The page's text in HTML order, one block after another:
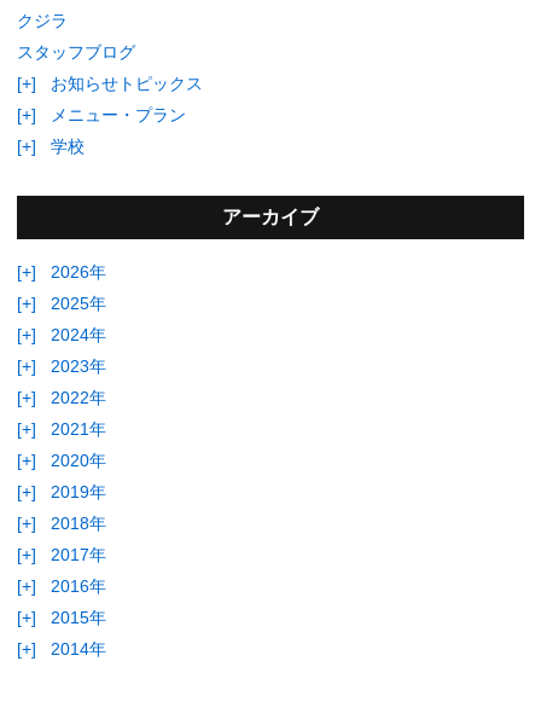
クジラ
スタッフブログ
[+]
お知らせトピックス
[+]
メニュー・プラン
[+]
学校
アーカイブ
[+]
2026年
[+]
2025年
[+]
2024年
[+]
2023年
[+]
2022年
[+]
2021年
[+]
2020年
[+]
2019年
[+]
2018年
[+]
2017年
[+]
2016年
[+]
2015年
[+]
2014年